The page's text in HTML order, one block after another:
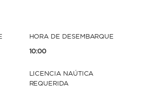
HORA DE DESEMBARQUE
10:00
LICENCIA NAÚTICA
REQUERIDA